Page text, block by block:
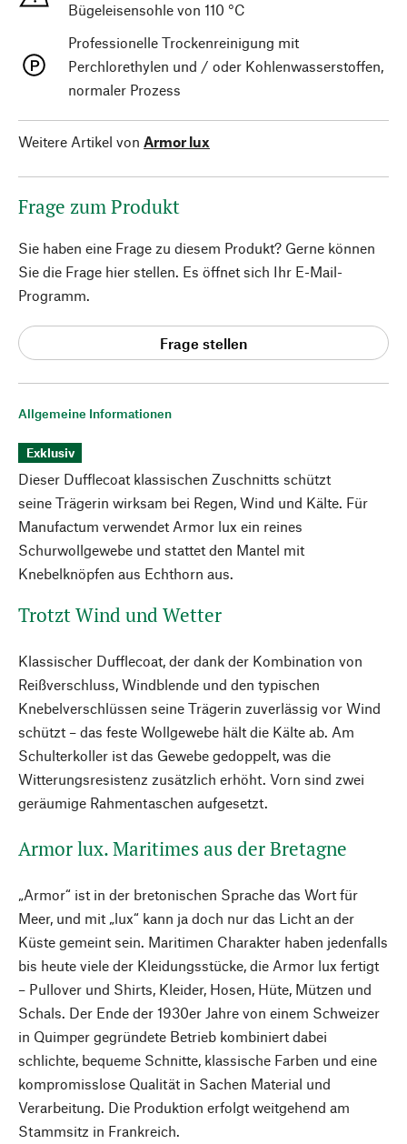
Allgemeine Informationen
Exklusiv
Dieser Dufflecoat klassischen Zuschnitts schützt
seine Trägerin wirksam bei Regen, Wind und Kälte. Für
Manufactum verwendet Armor lux ein reines
Schurwollgewebe und stattet den Mantel mit
Knebelknöpfen aus Echthorn aus.
Trotzt Wind und Wetter
Klassischer Dufflecoat, der dank der Kombination von
Reißverschluss, Windblende und den typischen
Knebelverschlüssen seine Trägerin zuverlässig vor Wind
schützt – das feste Wollgewebe hält die Kälte ab. Am
Schulterkoller ist das Gewebe gedoppelt, was die
Witterungsresistenz zusätzlich erhöht. Vorn sind zwei
geräumige Rahmentaschen aufgesetzt.
Armor lux. Maritimes aus der Bretagne
„Armor“ ist in der bretonischen Sprache das Wort für
Meer, und mit „lux“ kann ja doch nur das Licht an der
Küste gemeint sein. Maritimen Charakter haben jedenfalls
bis heute viele der Kleidungsstücke, die Armor lux fertigt
– Pullover und Shirts, Kleider, Hosen, Hüte, Mützen und
Schals. Der Ende der 1930er Jahre von einem Schweizer
in Quimper gegründete Betrieb kombiniert dabei
schlichte, bequeme Schnitte, klassische Farben und eine
kompromisslose Qualität in Sachen Material und
Verarbeitung. Die Produktion erfolgt weitgehend am
Stammsitz in Frankreich.
Bügeleisensohle von 110 °C
Professionelle Trockenreinigung mit
Perchlorethylen und / oder Kohlenwasserstoffen,
normaler Prozess
Weitere Artikel von Armor lux
Frage zum Produkt
Sie haben eine Frage zu diesem Produkt? Gerne können
Sie die Frage hier stellen. Es öffnet sich Ihr E-Mail-
Programm.
Frage stellen